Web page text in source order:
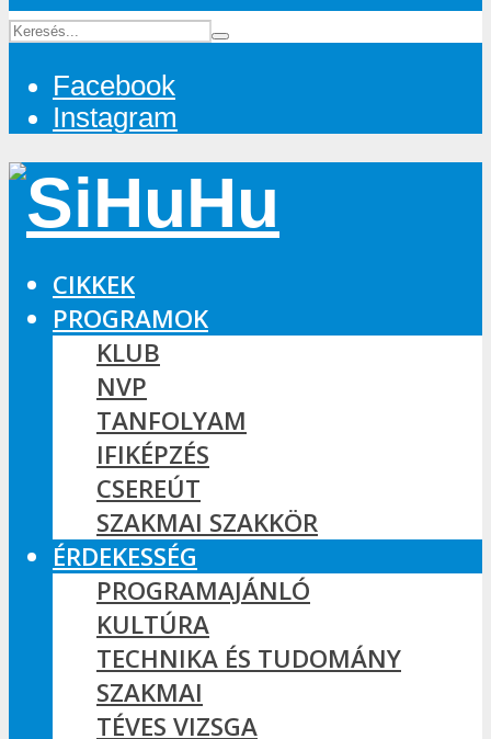
Facebook
Instagram
CIKKEK
PROGRAMOK
KLUB
NVP
TANFOLYAM
IFIKÉPZÉS
CSEREÚT
SZAKMAI SZAKKÖR
ÉRDEKESSÉG
PROGRAMAJÁNLÓ
KULTÚRA
TECHNIKA ÉS TUDOMÁNY
SZAKMAI
TÉVES VIZSGA